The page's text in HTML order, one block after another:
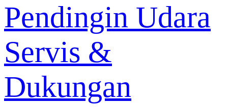
Pendingin Udara
Servis &
Dukungan